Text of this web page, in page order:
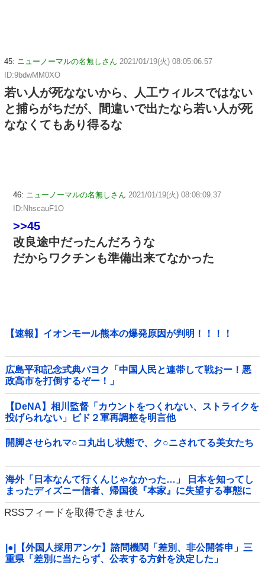
45: ニューノーマルの名無しさん 2021/01/19(火) 08:05:06.57
ID:9bdwMM0XO
若い人が死なないから、人工ウィルスではない
と捕らがちだが、間違いで出たなら若い人が死
ななくてもあり得るな
46: ニューノーマルの名無しさん 2021/01/19(火) 08:08:09.37
ID:NhscauF1O
>>45
改良途中だったんだろうな
だからワクチンも準備出来てなかった
【速報】イオンモール熊本の爆発原因が判明！！！！
広島平和記念式典パヨク「中国人民と連帯して戦おー！悪
政高市を打倒するぞー！」
【DeNA】相川監督「カウントをつくれない、ストライクを
投げられない」ビド２軍再調整を明言他
開脚させられマ○コ丸出し状態で、ク○ニされてる美女たち
海外「日本なんて行くんじゃなかった…」 日本を知ってし
まったディズニー信者、帰国後『本家』に失望する事態に
RSSフィードを取得できません
|●|【外国人採用アンケ】諮問機関「差別、非公開答申」三
重県「差別に当たらず、公表する方針を決定した」